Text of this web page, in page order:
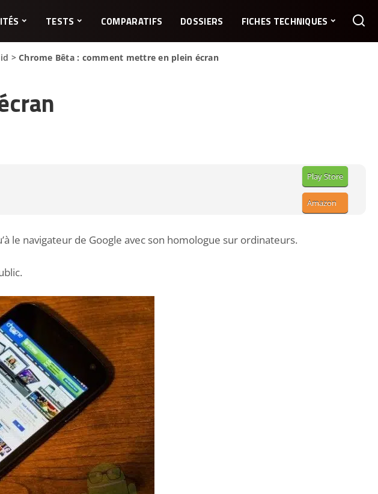
TESTS COMPARATIFS DOSSIERS FICHES TECHNIQUES
>Chrome Bêta : comment mettre en plein écran
Play Store
Amazon
le navigateur de Google avec son homologue sur ordinateurs.